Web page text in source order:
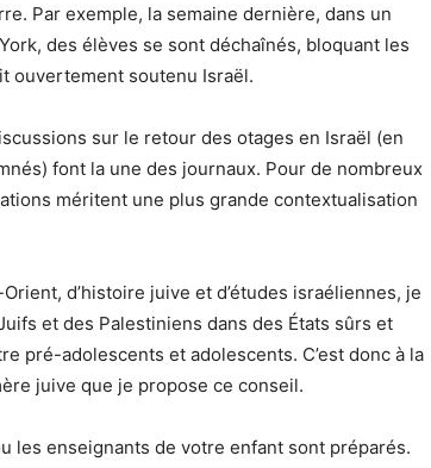
Par exemple, la semaine dernière, dans un
des élèves se sont déchaînés, bloquant les
ouvertement soutenu Israël.
sur le retour des otages en Israël (en
font la une des journaux. Pour de nombreux
méritent une plus grande contextualisation
d’histoire juive et d’études israéliennes, je
et des Palestiniens dans des États sûrs et
pré-adolescents et adolescents. C’est donc à la
juive que je propose ce conseil.
les enseignants de votre enfant sont préparés.